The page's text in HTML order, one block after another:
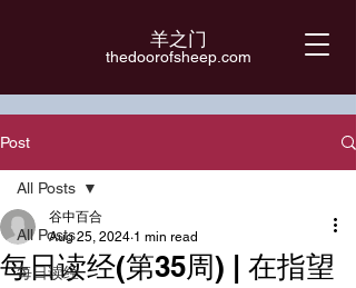
羊之门
​thedoorofsheep.com
Post
All Posts
每日读经
All Posts
每日读经(第35周) | 在指望
谷中百合
Aug 25, 2024 1 min read